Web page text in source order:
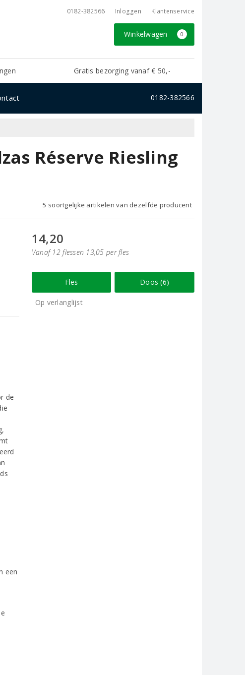
0182-382566 Inloggen Klantenservice
Winkelwagen 0
Gratis bezorging vanaf € 50,-
0182-382566
Réserve Riesling
5 soortgelijke artikelen van dezelfde producent
de
een
14,20
Vanaf 12 flessen 13,05 per fles
Fles Doos (6)
Op verlanglijst